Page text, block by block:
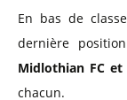
En bas de
dernière
Midlothian FC
chacun.